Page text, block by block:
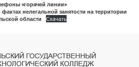
«горячей линии»
нелегальной занятости на территории
области
Скачать